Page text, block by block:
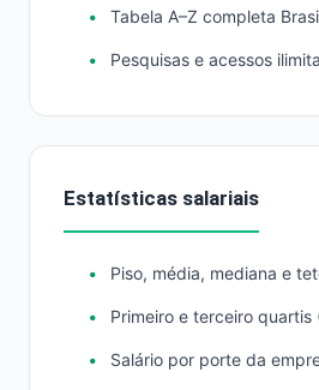
Tabela A–Z completa
Pesquisas e acessos
Estatísticas salariais
Piso, média, mediana e
Primeiro e terceiro quartis
Salário por porte da